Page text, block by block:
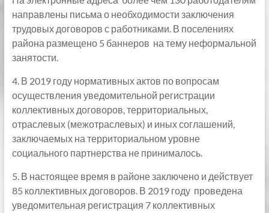
направлены письма о необходимости заключения
трудовых договоров с работниками. В поселениях
района размещено 5 баннеров на тему неформальной
занятости.
4. В 2019 году нормативных актов по вопросам
осуществления уведомительной регистрации
коллективных договоров, территориальных,
отраслевых (межотраслевых) и иных соглашений,
заключаемых на территориальном уровне
социального партнерства не принималось.
5. В настоящее время в районе заключено и действует
85 коллективных договоров. В 2019 году проведена
уведомительная регистрация 7 коллективных